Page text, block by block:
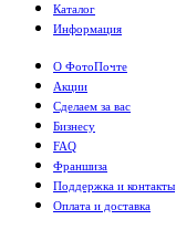
Каталог
Информация
О ФотоПочте
Акции
Сделаем за вас
Бизнесу
FAQ
Франшиза
Поддержка и контакты
Оплата и доставка